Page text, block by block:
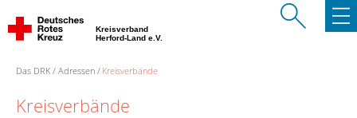
Kreisverband
Herford-Land e.V.
Das DRK Adressen Kreisverbände
Kreisverbände